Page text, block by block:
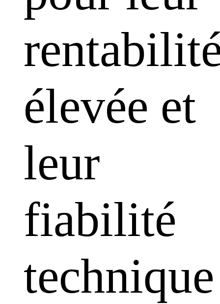
élevée et
leur
fiabilité
technique